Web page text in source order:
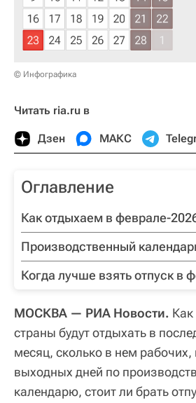
© Инфографика
Читать ria.ru в
Дзен МАКС
Оглавление
Как отдыхаем в феврале-
Производственный
Когда лучше взять отпуск в
МОСКВА — РИА Новости.
страны будут отдыхать в
месяц, сколько в нем
выходных дней по
календарю, стоит ли брать